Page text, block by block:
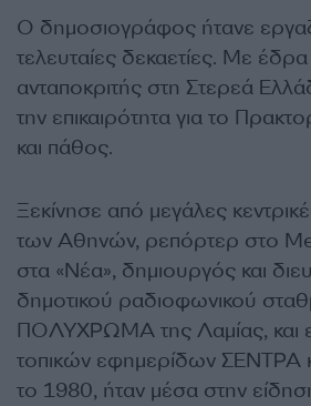
Ο δημοσιογράφος ήτανε
τελευταίες δεκαετίες. Με
ανταποκριτής στη Στερεά
την επικαιρότητα για το
και πάθος.
Ξεκίνησε από μεγάλες
των Αθηνών, ρεπόρτερ στο
στα «Νέα», δημιουργός και
δημοτικού ραδιοφωνικού
ΠΟΛΥΧΡΩΜΑ της Λαμίας, και
τοπικών εφημερίδων
το 1980, ήταν μέσα στην